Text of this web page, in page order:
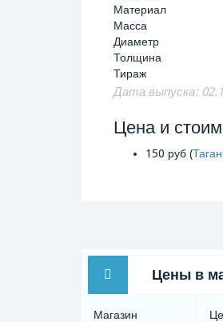
Материал
Масса
Диаметр
Толщина
Тираж
Дата выпуска:
Цена и
150 руб (
Цены в
Магазин